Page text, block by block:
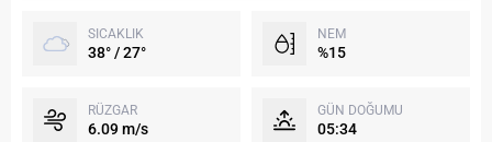
SICAKLIK
38° / 27°
NEM
%15
RÜZGAR
6.09 m/s
GÜN DOĞUMU
05:34